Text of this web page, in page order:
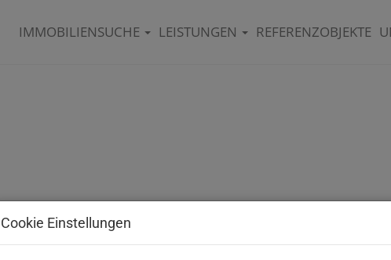
IMMOBILIENSUCHE LEISTUNGEN REFERENZOBJEKTE
Cookie Einstellungen